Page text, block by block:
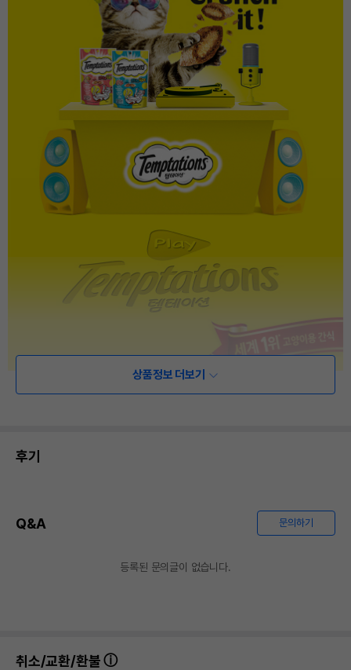
상품정보 더보기
후기
Q&A 문의하기
등록된 문의글이 없습니다.
취소/교환/환불